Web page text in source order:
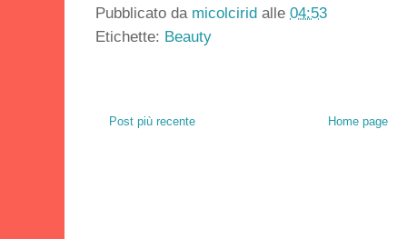
Pubblicato da micolcirid alle 04:53
Etichette: Beauty
Post più recente Home page